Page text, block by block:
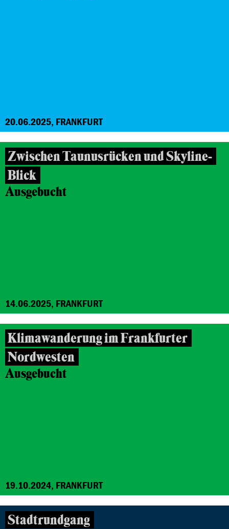
20.06.2025, FRANKFURT
Zwischen Taunusrücken und Skyline-
Blick
Ausgebucht
14.06.2025, FRANKFURT
Klimawanderung im Frankfurter
Nordwesten
Ausgebucht
19.10.2024, FRANKFURT
Stadtrundgang